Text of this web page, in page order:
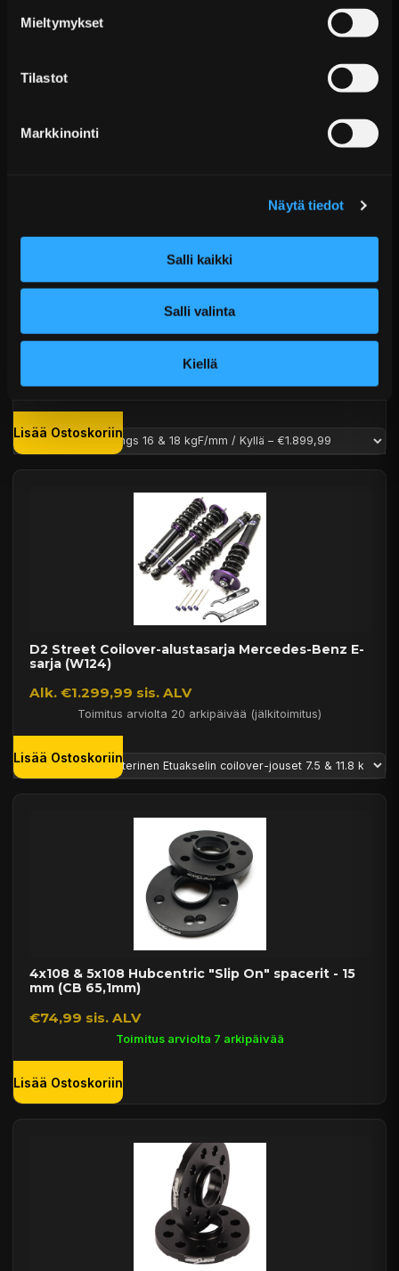
Mieltymykset
Tilastot
Markkinointi
Näytä tiedot
Salli kaikki
Salli valinta
Kiellä
Sähköposti:
Alk. €1.751,99 sis. ALV
Toimitus arviolta 20 arkipäivää (jälkitoimitus)
Lisää Ostoskoriin
D2 Street Coilover-alustasarja Mercedes-Benz E-
sarja (W124)
Alk. €1.299,99 sis. ALV
Toimitus arviolta 20 arkipäivää (jälkitoimitus)
Lisää Ostoskoriin
4x108 & 5x108 Hubcentric "Slip On" spacerit - 15
mm (CB 65,1mm)
€74,99 sis. ALV
Toimitus arviolta 7 arkipäivää
Lisää Ostoskoriin